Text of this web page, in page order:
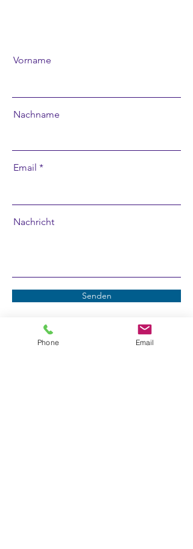
Vorname
Nachname
Email
Nachricht
Senden
Phone Email